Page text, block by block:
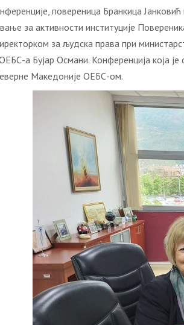
повереница Бранкица
за активности институције
за људска права при
а Бујар Османи. Конференција која
Македоније ОЕБС-ом.